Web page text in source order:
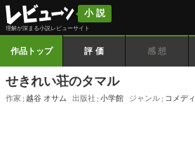
小説
理解が深まる小説レビューサイト
作品トップ 評価 感想
せきれい荘のタマル
作家 越谷 オサム 出版社 小学館 ジャンル コメディ